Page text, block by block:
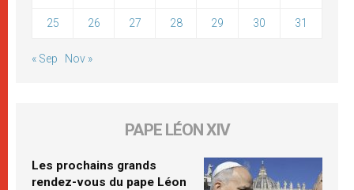
25 26 27 28 29 30 31
« Sep Nov »
PAPE LÉON XIV
Les prochains grands
rendez-vous du pape Léon